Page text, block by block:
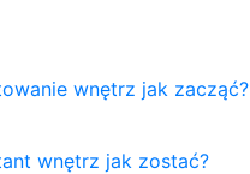
wnętrz jak zacząć?
wnętrz jak zostać?